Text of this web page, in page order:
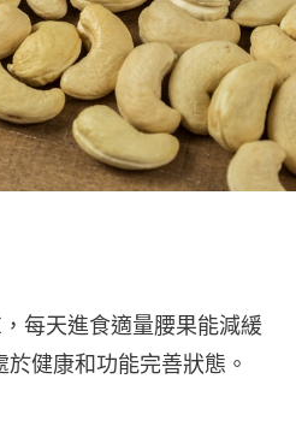
每天進食適量腰果能減緩
健康和功能完善狀態。